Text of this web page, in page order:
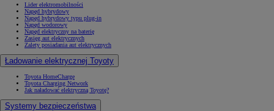
Lider elektromobilności
Napęd hybrydowy
Napęd hybrydowy typu plug-in
Napęd wodorowy
Napęd elektryczny na baterię
Zasięg aut elektrycznych
Zalety posiadania aut elektrycznych
Ładowanie elektrycznej Toyoty
Toyota HomeCharge
Toyota Charging Network
Jak naładować elektryczną Toyotę?
Systemy bezpieczeństwa